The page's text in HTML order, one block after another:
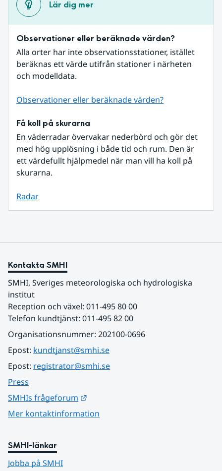
Lär dig mer
Observationer eller beräknade värden?
Alla orter har inte observationsstationer, istället
beräknas ett värde utifrån stationer i närheten
och modelldata.
Observationer eller beräknade värden?
Få koll på skurarna
En väderradar övervakar nederbörd och gör det
med hög upplösning i både tid och rum. Den är
ett värdefullt hjälpmedel när man vill ha koll på
skurarna.
Radar
Kontakta SMHI
SMHI, Sveriges meteorologiska och hydrologiska
institut
Reception och växel: 011-495 80 00
Telefon kundtjänst: 011-495 82 00
Organisationsnummer: 202100-0696
Epost: kundtjanst@smhi.se
Epost: registrator@smhi.se
Press
SMHIs frågeforum
Mer kontaktinformation
SMHI-länkar
Jobba på SMHI